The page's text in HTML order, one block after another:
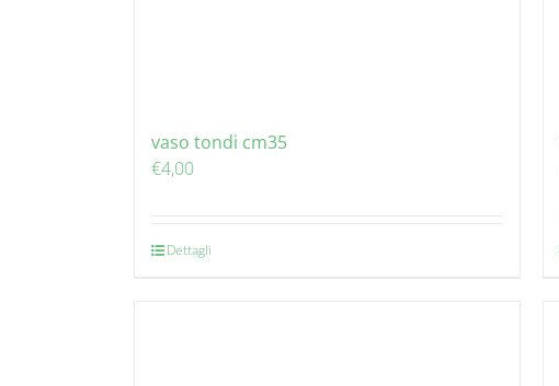
vaso tondi cm35
€4,00
Dettagli